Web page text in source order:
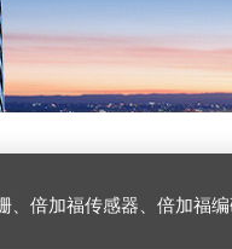
、倍加福编码器、倍加福超声波传感器、松下伺服驱动器、